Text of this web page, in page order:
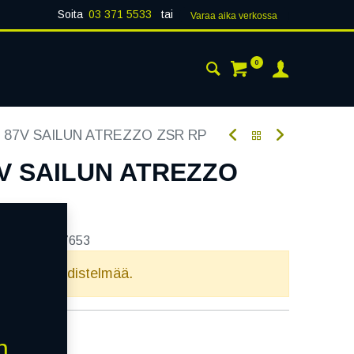
Soita 03 371 5533 tai Varaa aika verk​​​​ossa
0
SAILUN ATREZZO ZSR RP
SAILUN ATREZZO
327653
yhdistelmää.